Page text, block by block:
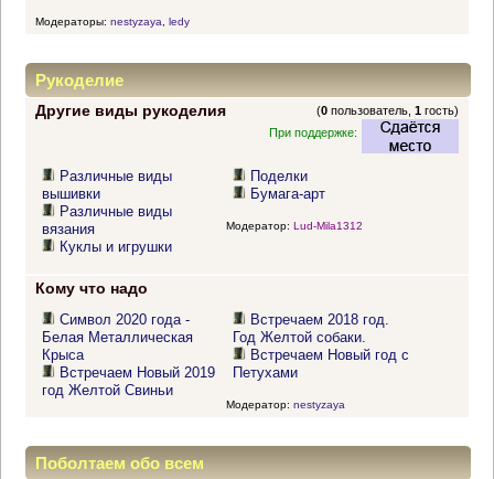
Модераторы: nestyzaya ledy
Рукоделие
Другие виды рукоделия (0 пользователь,1 гость)
При поддержке:
Различные виды
вышивки
Различные виды
вязания
Куклы и игрушки
Поделки
Бумага-арт
Модератор: Lud-Mila1312
Кому что надо
Символ 2020 года -
Белая Металлическая
Крыса
Встречаем Новый 2019
год Желтой Свиньи
Встречаем 2018 год.
Год Желтой собаки.
Встречаем Новый год с
Петухами
Модератор: nestyzaya
Поболтаем обо всем